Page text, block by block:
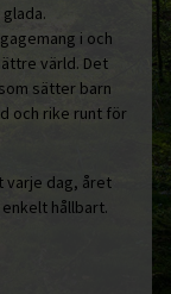
i och
värld. Det
sätter barn
och rike runt för
varje dag, året
hållbart.